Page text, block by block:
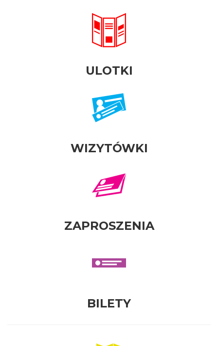
ULOTKI
WIZYTÓWKI
ZAPROSZENIA
BILETY